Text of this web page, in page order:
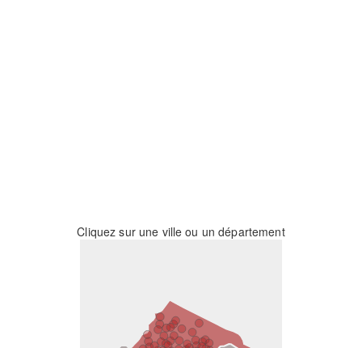
Cliquez sur une ville ou un département